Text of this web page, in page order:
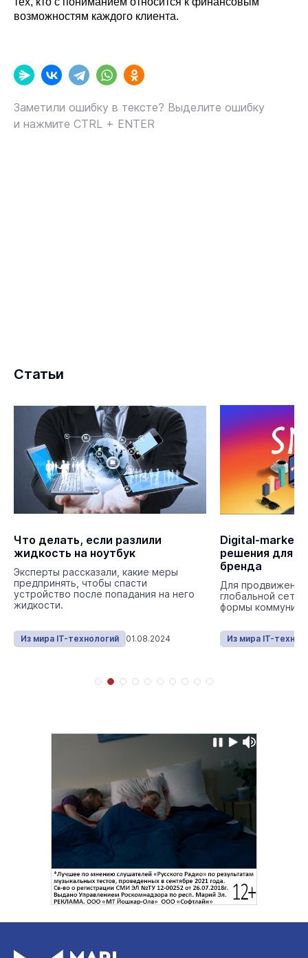
возможностям каждого клиента.
Заметили ошибку в тексте? Выделите ошибку
и нажмите CTRL + ENTER
Статьи
Что делать, если разлили
жидкость на ноутбук
Эксперты рассказали, какие меры
предпринять, чтобы спасти
устройство после попадания на него
жидкости.
Из мира IT-технологий 01.08.2024
Digital-
решения для
бренда
Для
глобальной сети
формы
Из мира IT-